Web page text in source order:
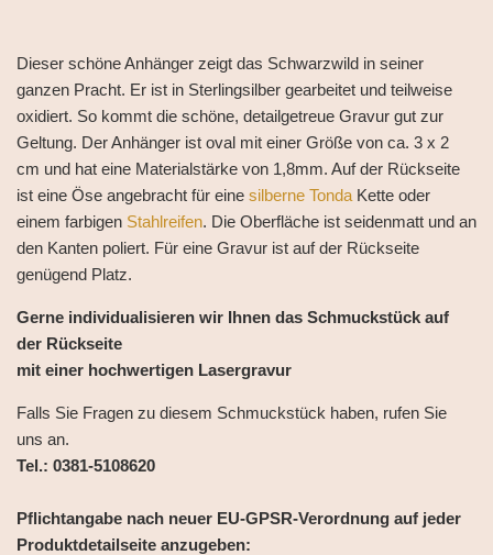
Dieser schöne Anhänger zeigt das Schwarzwild in seiner
ganzen Pracht. Er ist in Sterlingsilber gearbeitet und teilweise
oxidiert. So kommt die schöne, detailgetreue Gravur gut zur
Geltung. Der Anhänger ist oval mit einer Größe von ca. 3 x 2
cm und hat eine Materialstärke von 1,8mm. Auf der Rückseite
ist eine Öse angebracht für eine silberne Tonda Kette oder
einem farbigen Stahlreifen. Die Oberfläche ist seidenmatt und an
den Kanten poliert. Für eine Gravur ist auf der Rückseite
genügend Platz.
Gerne individualisieren wir Ihnen das Schmuckstück auf
der Rückseite
mit einer hochwertigen Lasergravur
Falls Sie Fragen zu diesem Schmuckstück haben, rufen Sie
uns an.
Tel.: 0381-5108620
Pflichtangabe nach neuer EU-GPSR-Verordnung auf jeder
Produktdetailseite anzugeben: